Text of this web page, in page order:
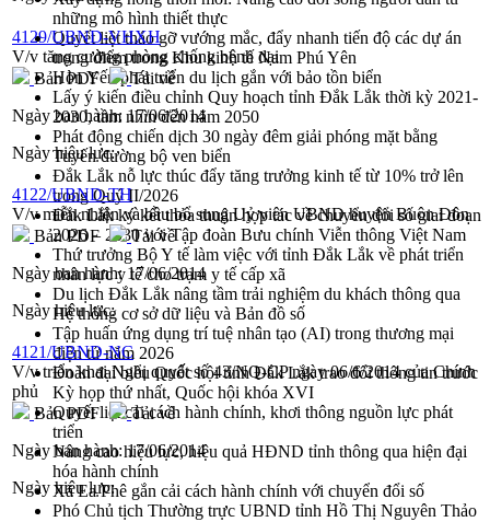
những mô hình thiết thực
Quyết liệt tháo gỡ vướng mắc, đẩy nhanh tiến độ các dự án
trọng điểm trong Khu kinh tế Nam Phú Yên
Hòn Yến phát triển du lịch gắn với bảo tồn biển
Lấy ý kiến điều chỉnh Quy hoạch tỉnh Đắk Lắk thời kỳ 2021-
2030, tầm nhìn đến năm 2050
Phát động chiến dịch 30 ngày đêm giải phóng mặt bằng
Tuyến đường bộ ven biển
Đắk Lắk nỗ lực thúc đẩy tăng trưởng kinh tế từ 10% trở lên
trong Quý II/2026
Đắk Lắk ký kết thỏa thuận hợp tác về chuyển đổi số giai đoạn
2026 – 2030 với Tập đoàn Bưu chính Viễn thông Việt Nam
Thứ trưởng Bộ Y tế làm việc với tỉnh Đắk Lắk về phát triển
nhân lực y tế cho trạm y tế cấp xã
Du lịch Đắk Lắk nâng tầm trải nghiệm du khách thông qua
Hệ thống cơ sở dữ liệu và Bản đồ số
Tập huấn ứng dụng trí tuệ nhân tạo (AI) trong thương mại
điện tử năm 2026
Đoàn đại biểu Quốc hội tỉnh Đắk Lắk trao đổi thông tin trước
Kỳ họp thứ nhất, Quốc hội khóa XVI
Quyết liệt cải cách hành chính, khơi thông nguồn lực phát
triển
Nâng cao hiệu lực, hiệu quả HĐND tỉnh thông qua hiện đại
hóa hành chính
Xã Ea Phê gắn cải cách hành chính với chuyển đổi số
Phó Chủ tịch Thường trực UBND tỉnh Hồ Thị Nguyên Thảo
4129/UBND-VHXH
V/v tăng cường phòng chống bệnh dại
Bản PDF
Tải về
Ngày ban hành: 17/06/2014
Ngày hiệu lực:
4122/UBND-TH
V/v miễn nhiện và bầu bổ sung Uỷ viên UBND huyện Buôn Đôn
Bản PDF
Tải về
Ngày ban hành:17/06/2014
Ngày hiệu lực:
4121/UBND-NC
V/v triển khai Nghị quyết số 43/NQ-CP ngày 06/6/2014 của Chính
phủ
Bản PDF
Tải về
Ngày ban hành:17/06/2014
Ngày hiệu lực: